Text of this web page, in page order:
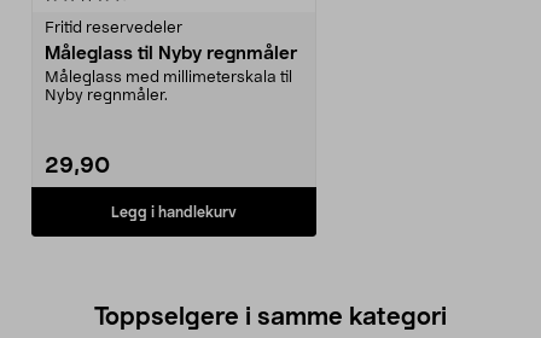
Fritid reservedeler
Måleglass til Nyby regnmåler
Måleglass med millimeterskala til
Nyby regnmåler.
29,90
Legg i handlekurv
Toppselgere i samme kategori